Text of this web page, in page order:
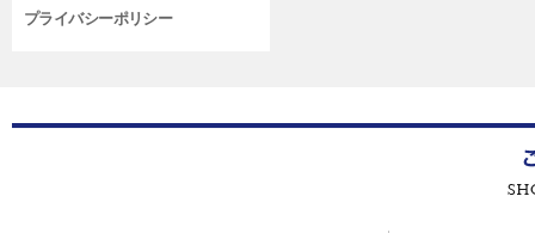
プライバシーポリシー